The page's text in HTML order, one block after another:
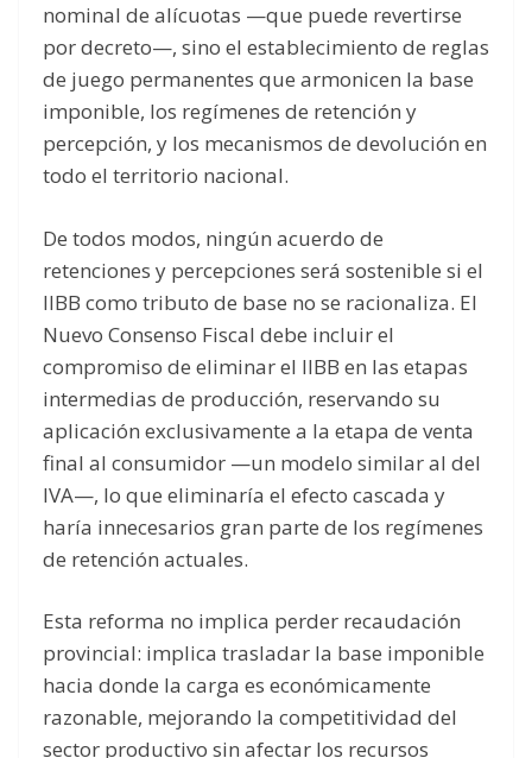
nominal de alícuotas —que puede revertirse
por decreto—, sino el establecimiento de reglas
de juego permanentes que armonicen la base
imponible, los regímenes de retención y
percepción, y los mecanismos de devolución en
todo el territorio nacional.
De todos modos, ningún acuerdo de
retenciones y percepciones será sostenible si el
IIBB como tributo de base no se racionaliza. El
Nuevo Consenso Fiscal debe incluir el
compromiso de eliminar el IIBB en las etapas
intermedias de producción, reservando su
aplicación exclusivamente a la etapa de venta
final al consumidor —un modelo similar al del
IVA—, lo que eliminaría el efecto cascada y
haría innecesarios gran parte de los regímenes
de retención actuales.
Esta reforma no implica perder recaudación
provincial: implica trasladar la base imponible
hacia donde la carga es económicamente
razonable, mejorando la competitividad del
sector productivo sin afectar los recursos